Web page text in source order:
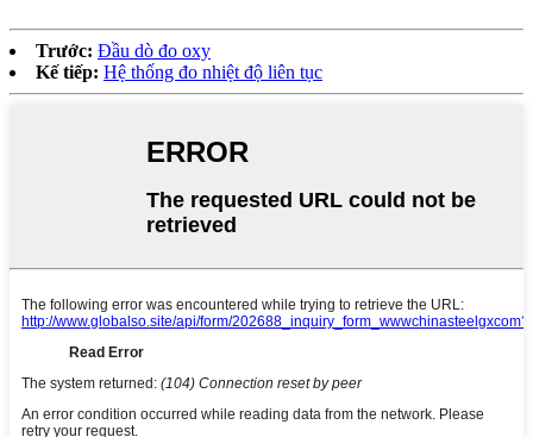
Trước: Đầu dò đo oxy
Kế tiếp: Hệ thống đo nhiệt độ liên tục